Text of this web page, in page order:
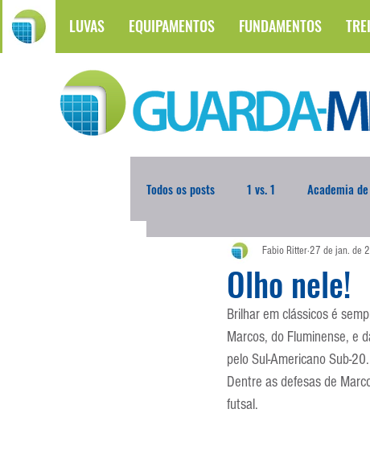
LUVAS EQUIPAMENTOS FUNDAMENTOS
Todos os posts 1 vs. 1 Academia
Atualidades Blogoleiro da Semana
Comunicação Copa do Mundo
Entrevistas Equipamentos
Olho nele!
Fabio Ritter27 de jan. de
Brilhar em clássicos é
Marcos, do Fluminense, e
pelo Sul-Americano Sub-
Dentre as defesas de
futsal.